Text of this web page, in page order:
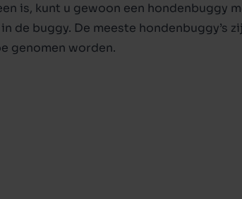
is, kunt u gewoon een hondenbuggy
de buggy. De meeste hondenbuggy’s
genomen worden.